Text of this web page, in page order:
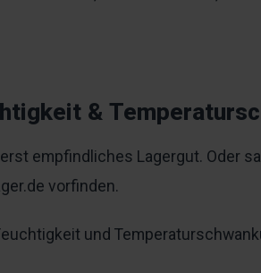
&
empfindliches Lagergut. Oder
vorfinden.
und